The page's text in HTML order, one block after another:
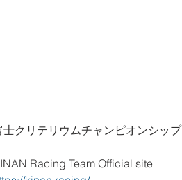
士クリテリウムチャンピオンシップ
Racing Team Official site